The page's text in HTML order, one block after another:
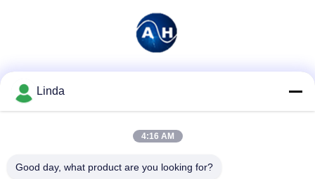
Linda
4:16 AM
Good day, what product are you looking for?